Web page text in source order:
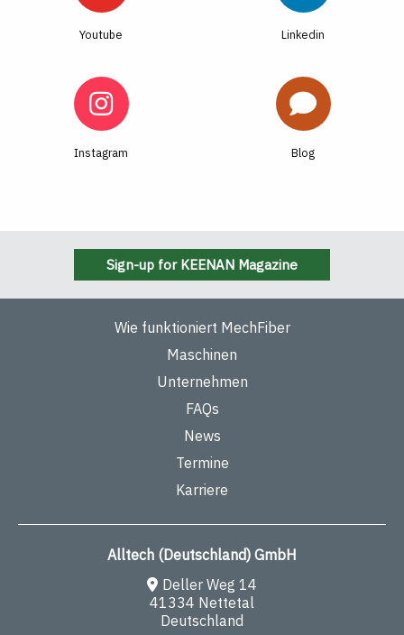
Youtube Linkedin
Instagram Blog
Sign-up for KEENAN Magazine
Wie funktioniert MechFiber
Maschinen
Unternehmen
FAQs
News
Termine
Karriere
Alltech (Deutschland) GmbH
Deller Weg 14
41334 Nettetal
Deutschland